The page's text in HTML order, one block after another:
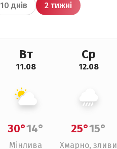
10 днів 2 тижні
Вт
11.08
30°14°
Мінлива
Ср
12.08
25°15°
Хмарно, зливи